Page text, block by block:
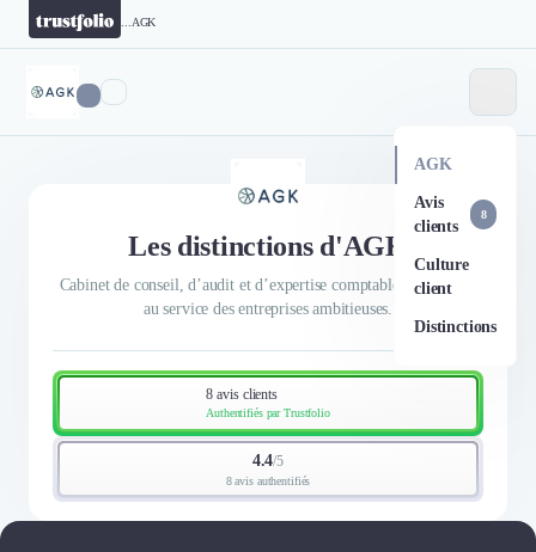
AGK
AGK
Avis
clients
8
Culture
client
Distinctions
Les distinctions d'AGK
Cabinet de conseil, d’audit et d’expertise comptable tout terrain
au service des entreprises ambitieuses.
8 avis clients
Authentifiés par Trustfolio
4.4/5
8 avis authentifiés